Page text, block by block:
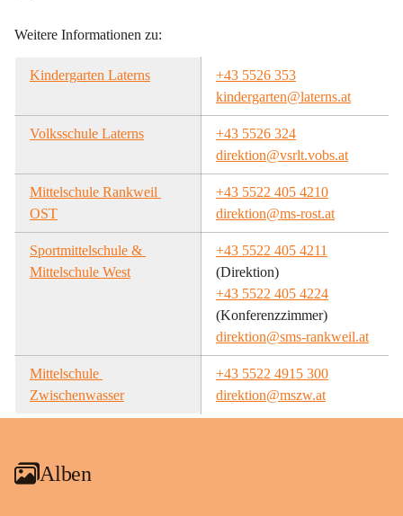
Weitere Informationen zu:
Kindergarten Laterns
+43 5526 353
kindergarten@laterns.at
Volksschule Laterns
+43 5526 324
direktion@vsrlt.vobs.at
Mittelschule Rankweil
OST
+43 5522 405 4210
direktion@ms-rost.at
Sportmittelschule &
Mittelschule West
+43 5522 405 4211
(Direktion)
+43 5522 405 4224
(Konferenzzimmer)
direktion@sms-rankweil.at
Mittelschule
Zwischenwasser
+43 5522 4915 300
direktion@mszw.at
Alben